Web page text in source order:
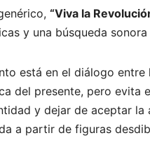
“Viva la
y una búsqueda
está en el diálogo
del presente, pero evita
y dejar de aceptar
a partir de figuras